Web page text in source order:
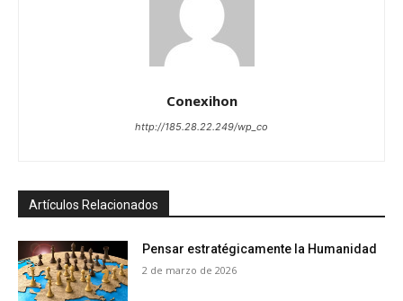
Conexihon
http://185.28.22.249/wp_co
Artículos Relacionados
Pensar estratégicamente la Humanidad
2 de marzo de 2026